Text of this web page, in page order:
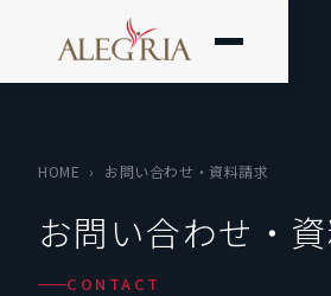
HOME › お問い合わせ・資料請求
お問い合わせ・
CONTACT